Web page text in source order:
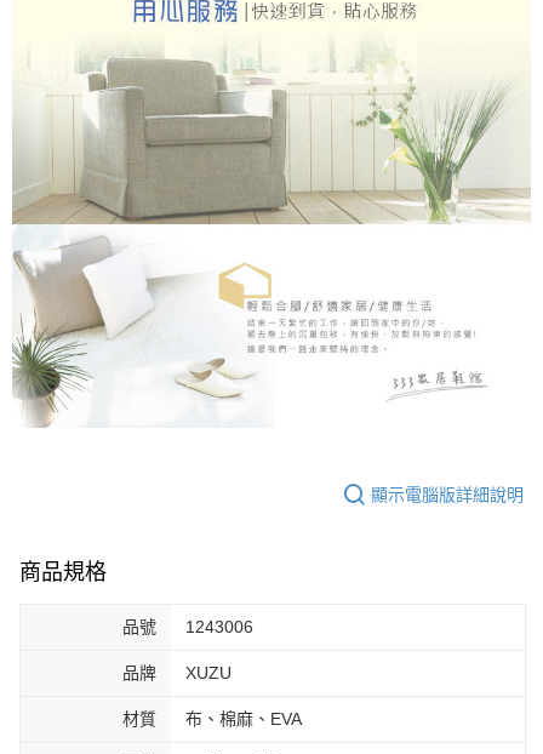
顯示電腦版詳細說明
商品規格
品號 1243006
品牌 XUZU
材質 布、棉麻、EVA